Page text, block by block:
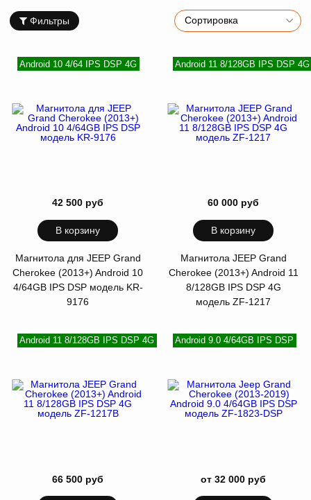
Фильтры
Android 10 4/64 IPS DSP 4G
42 500 руб
В корзину
Магнитола для JEEP Grand
Cherokee (2013+) Android 10
4/64GB IPS DSP модель KR-
9176
Android 11 8/128GB IPS DSP 4G
60 000 руб
В корзину
Магнитола JEEP Grand
Cherokee (2013+) Android 11
8/128GB IPS DSP 4G
модель ZF-1217
Android 11 8/128GB IPS DSP 4G
66 500 руб
Android 9.0 4/64GB IPS DSP
от 32 000 руб